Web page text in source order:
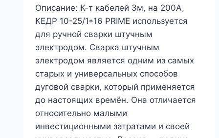
Описание: К-т кабелей 3м, на 200А,
КЕДР 10-25/1*16 PRIME используется
для ручной сварки штучным
электродом. Сварка штучным
электродом является одним из самых
старых и универсальных способов
дуговой сварки, который применяется
до настоящих времён. Она отличается
относительно малыми
инвестиционными затратами и своей